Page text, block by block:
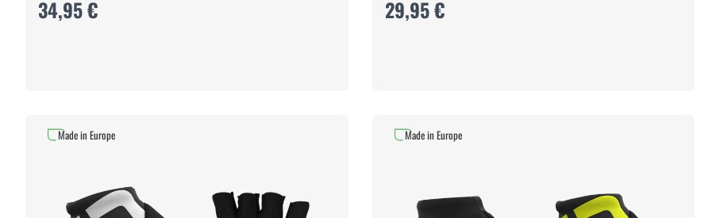
34,95 € 29,95 €
Made in Europe Made in Europe